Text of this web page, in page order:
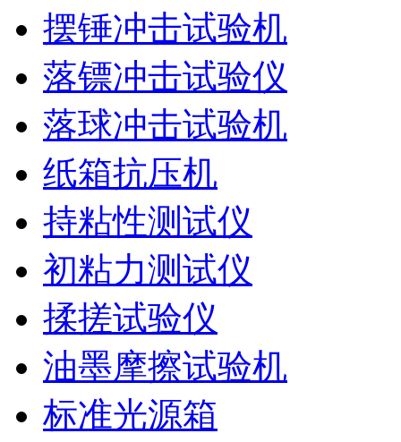
摆锤冲击试验机
落镖冲击试验仪
落球冲击试验机
纸箱抗压机
持粘性测试仪
初粘力测试仪
揉搓试验仪
油墨摩擦试验机
标准光源箱